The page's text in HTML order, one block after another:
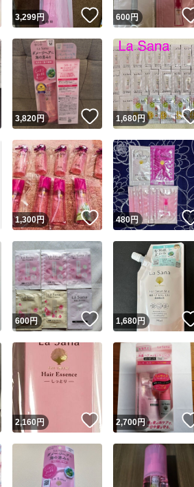
いいね！
3,299円 いいね！
600円
いいね！
3,820円 いいね！
1,680円
いいね！
1,300円 いいね！
480円
いいね！
600円 いいね！
1,680円
いいね！
2,160円 いいね！
2,700円